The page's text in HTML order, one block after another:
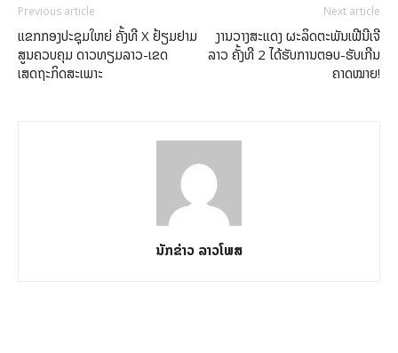
Previous article
ແຂກກອງປະຊຸມໃຫຍ່ ຄັ້ງທີ X ຢ້ຽມຢາມ
ສູນຄວບຄຸມ ດາວທຽມລາວ-ເຂດ
ເສດຖະກິດສະເພາະ
Next article
ງານວາງສະແດງ ຜະລິດຕະພັນເຟີນີເຈີ
ລາວ ຄັ້ງທີ 2 ໄດ້ຮັບການຕອບ-ຮັບເກີນ
ຄາດໝາຍ!
ນັກຂ່າວ ລາວໂພສ